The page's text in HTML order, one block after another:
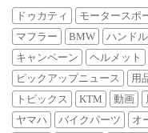
ドゥカティ モータースポ
マフラー
BMW ハンド
キャンペーン
ヘルメット
ピックアップニュース
用
トピックス
KTM 動画
ヤマハ
バイクパーツ オ